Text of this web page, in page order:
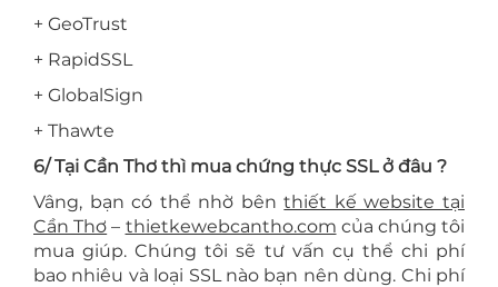
+ GeoTrust
+ RapidSSL
+ GlobalSign
+ Thawte
6/ Tại Cần Thơ thì mua chứng thực SSL ở đâu ?
Vâng, bạn có thể nhờ bênthiết kế website tại
Cần Thơ – thietkewebcantho.com của chúng tôi
mua giúp. Chúng tôi sẽ tư vấn cụ thể chi phí
bao nhiêu và loại SSL nào bạn nên dùng. Chi phí